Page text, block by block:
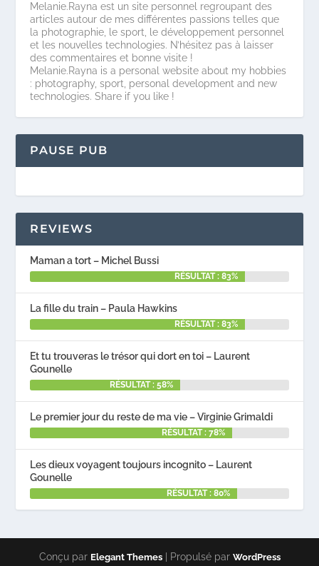
Melanie.Rayna est un site personnel regroupant des
articles autour de mes différentes passions telles que
la photographie, le sport, le développement personnel
et les nouvelles technologies. N’hésitez pas à laisser
des commentaires et bonne visite !
Melanie.Rayna is a personal website about my hobbies
: photography, sport, personal development and new
technologies. Share if you like !
PAUSE PUB
REVIEWS
Maman a tort – Michel Bussi
RÉSULTAT : 83%
La fille du train – Paula Hawkins
RÉSULTAT : 83%
Et tu trouveras le trésor qui dort en toi – Laurent
Gounelle
RÉSULTAT : 58%
Le premier jour du reste de ma vie – Virginie Grimaldi
RÉSULTAT : 78%
Les dieux voyagent toujours incognito – Laurent
Gounelle
RÉSULTAT : 80%
Conçu par Elegant Themes| Propulsé par WordPress